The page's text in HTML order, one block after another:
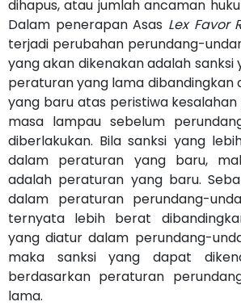
dihapus, atau jumlah ancaman
Dalam penerapan Asas Lex Favor
terjadi perubahan perundang-
yang akan dikenakan adalah
peraturan yang lama dibandingkan
yang baru atas peristiwa
masa lampau sebelum
diberlakukan. Bila sanksi yang
dalam peraturan yang baru,
adalah peraturan yang baru.
dalam peraturan perundang-
ternyata lebih berat
yang diatur dalam perundang-
maka sanksi yang dapat
berdasarkan peraturan
lama.